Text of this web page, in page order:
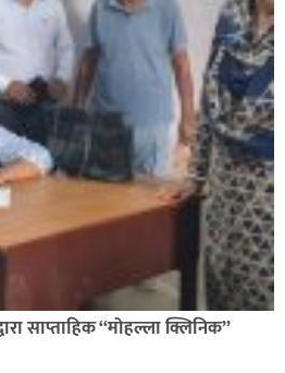
साप्ताहिक “मोहल्ला क्लिनिक”